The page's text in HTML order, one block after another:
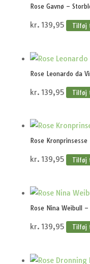
Rose Gavnø –
kr. 139,95 Tilføj
Rose Leonardo da
kr. 139,95 Tilføj
Rose
kr. 139,95 Tilføj
Rose Nina Weibull
kr. 139,95 Tilføj